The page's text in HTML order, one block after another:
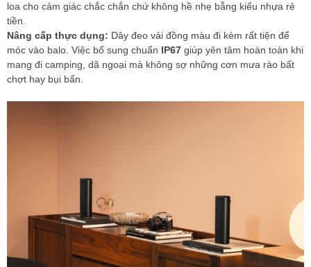
loa cho cảm giác chắc chắn chứ không hề nhẹ bẫng kiểu nhựa rẻ
tiền.
Nâng cấp thực dụng: Dây đeo vải đồng màu đi kèm rất tiện để
móc vào balo. Việc bổ sung chuẩn IP67 giúp yên tâm hoàn toàn khi
mang đi camping, dã ngoại mà không sợ những cơn mưa rào bất
chợt hay bụi bẩn.